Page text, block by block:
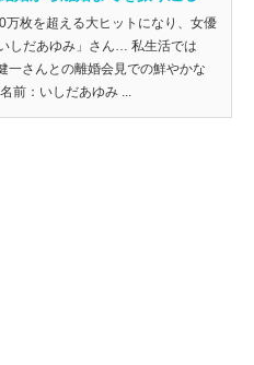
万枚を超える大ヒットになり、女優
しだあゆみ」さん… 私生活では
一さんとの離婚会見での鮮やかな
前：いしだあゆみ ...